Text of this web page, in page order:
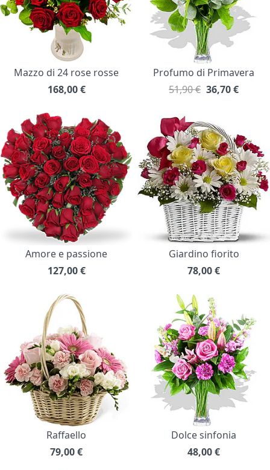
Mazzo di 24 rose rosse
168,00 €
Profumo di Primavera
51,90 € 36,70€
Amore e passione
127,00 €
Giardino fiorito
78,00€
Raffaello
79,00€
Dolce sinfonia
48,00€